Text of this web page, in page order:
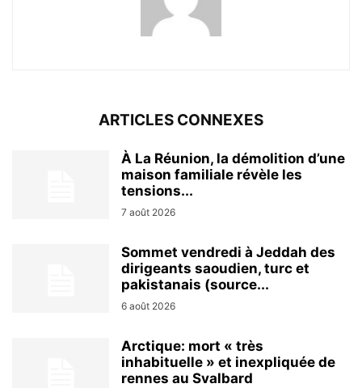
ARTICLES CONNEXES
À La Réunion, la démolition d’une
maison familiale révèle les
tensions...
7 août 2026
Sommet vendredi à Jeddah des
dirigeants saoudien, turc et
pakistanais (source...
6 août 2026
Arctique: mort « très
inhabituelle » et inexpliquée de
rennes au Svalbard